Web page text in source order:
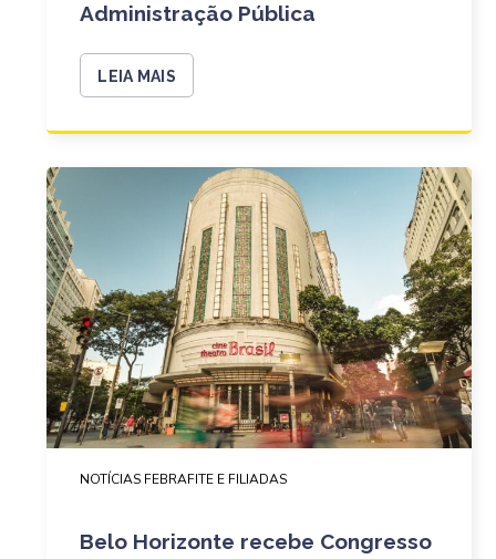
Administração Pública
LEIA MAIS
NOTÍCIAS FEBRAFITE E FILIADAS
Belo Horizonte recebe Congresso